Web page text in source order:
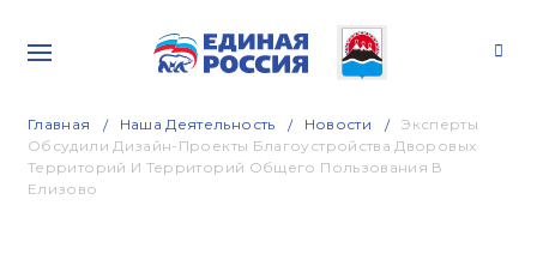
Главная Наша Деятельность Новости
Эксперты
Обсудили Дизайн-Проекты Благоустройства Дворовых
Территорий И Территорий Общего Пользования В
Елизово